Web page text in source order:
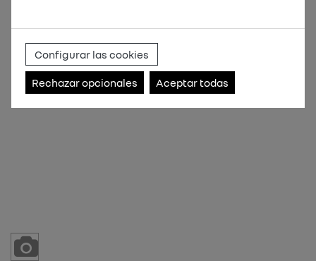
Configurar las cookies
Rechazar opcionales Aceptar todas